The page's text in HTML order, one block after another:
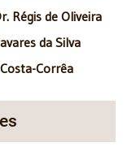
Régis de Oliveira
da Silva
Corrêa